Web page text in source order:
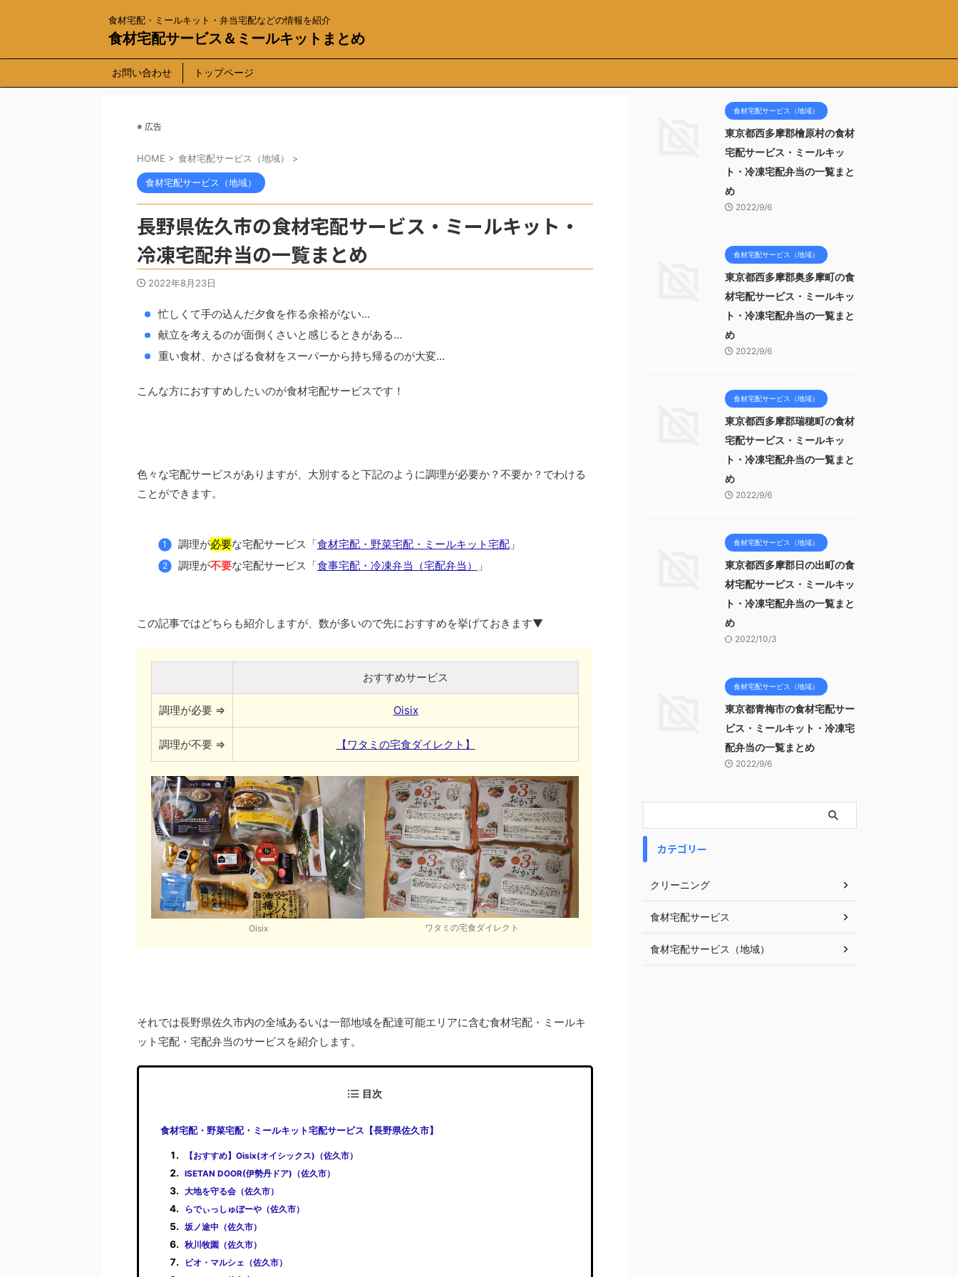
食材宅配・ミールキット・弁当宅配などの情報を紹介
食材宅配サービス＆ミールキットまとめ
お問い合わせ トップページ
※ 広告
HOME > 食材宅配サービス（地域） >
食材宅配サービス（地域）
長野県佐久市の食材宅配サービス・ミールキット・
冷凍宅配弁当の一覧まとめ
2022年8月23日
忙しくて手の込んだ夕食を作る余裕がない…
献立を考えるのが面倒くさいと感じるときがある…
重い食材、かさばる食材をスーパーから持ち帰るのが大変…
こんな方におすすめしたいのが食材宅配サービスです！
色々な宅配サービスがありますが、大別すると下記のように調理が必要か？不要か？でわける
ことができます。
調理が必要な宅配サービス「食材宅配・野菜宅配・ミールキット宅配」
調理が不要な宅配サービス「食事宅配・冷凍弁当（宅配弁当） 」
この記事ではどちらも紹介しますが、数が多いので先におすすめを挙げておきます▼
おすすめサービス
調理が必要 ⇒ Oisix
調理が不要 ⇒ 【ワタミの宅食ダイレクト】
Oisix ワタミの宅食ダイレクト
それでは長野県佐久市内の全域あるいは一部地域を配達可能エリアに含む食材宅配・ミールキ
ット宅配・宅配弁当のサービスを紹介します。
目次
食材宅配・野菜宅配・ミールキット宅配サービス【長野県佐久市】
【おすすめ】Oisix(オイシックス)（佐久市）
ISETAN DOOR(伊勢丹ドア)（佐久市）
大地を守る会（佐久市）
らでぃっしゅぼーや（佐久市）
坂ノ途中（佐久市）
秋川牧園（佐久市）
ビオ・マルシェ（佐久市）
食材宅配サービス（地域）
東京都西多摩郡檜原村の食材
宅配サービス・ミールキッ
ト・冷凍宅配弁当の一覧まと
め
2022/9/6
食材宅配サービス（地域）
東京都西多摩郡奥多摩町の食
材宅配サービス・ミールキッ
ト・冷凍宅配弁当の一覧まと
め
2022/9/6
食材宅配サービス（地域）
東京都西多摩郡瑞穂町の食材
宅配サービス・ミールキッ
ト・冷凍宅配弁当の一覧まと
め
2022/9/6
食材宅配サービス（地域）
東京都西多摩郡日の出町の食
材宅配サービス・ミールキッ
ト・冷凍宅配弁当の一覧まと
め
2022/10/3
食材宅配サービス（地域）
東京都青梅市の食材宅配サー
ビス・ミールキット・冷凍宅
配弁当の一覧まとめ
2022/9/6
カテゴリー
クリーニング
食材宅配サービス
食材宅配サービス（地域）